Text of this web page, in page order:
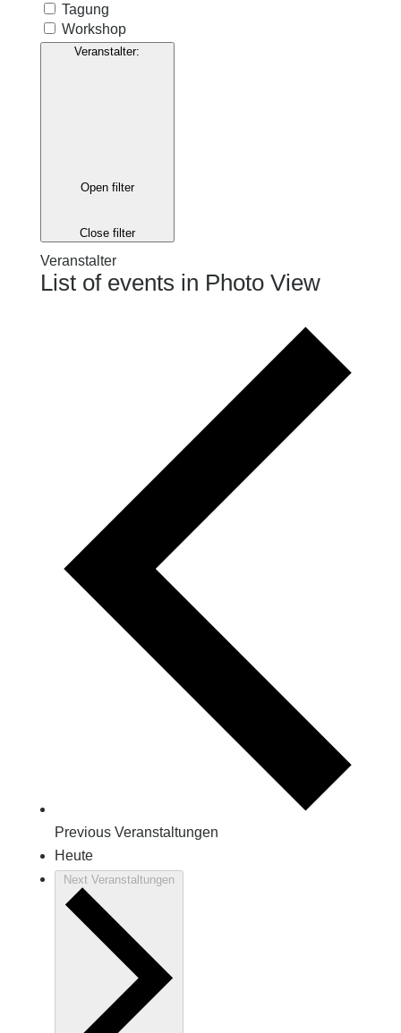
Tagung
Workshop
Veranstalter:
Open filter
Close filter
Veranstalter
List of events in Photo View
Previous Veranstaltungen
Heute
Next Veranstaltungen